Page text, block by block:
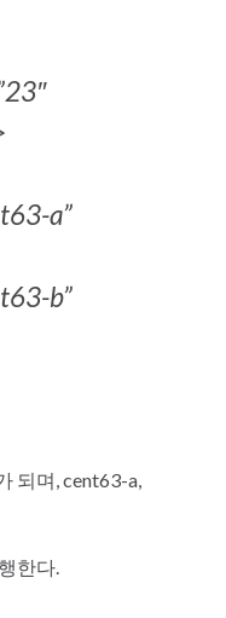
a”
b”
되며, cent63-a,
한다.